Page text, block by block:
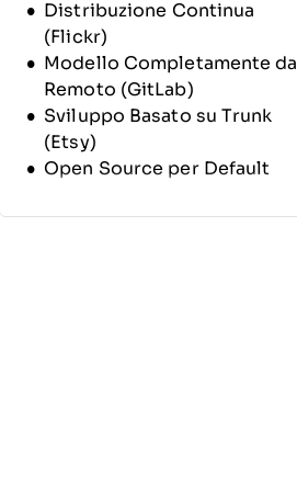
Distribuzione Continua
(Flickr)
Modello Completamente da
Remoto (GitLab)
Sviluppo Basato su Trunk
(Etsy)
Open Source per Default
Filo Conduttore